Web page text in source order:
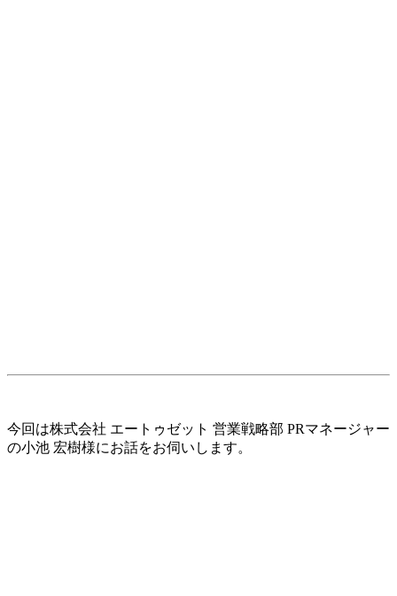
今回は株式会社 エートゥゼット 営業戦略部 PRマネージャー
の小池 宏樹様にお話をお伺いします。